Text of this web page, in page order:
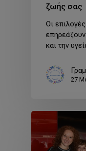
ζωής σας
Οι
και την
27